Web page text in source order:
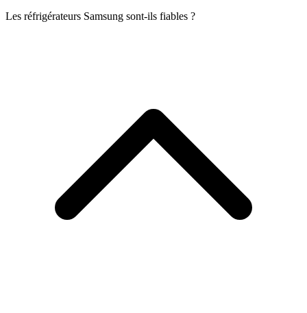
Les réfrigérateurs Samsung sont-ils fiables ?